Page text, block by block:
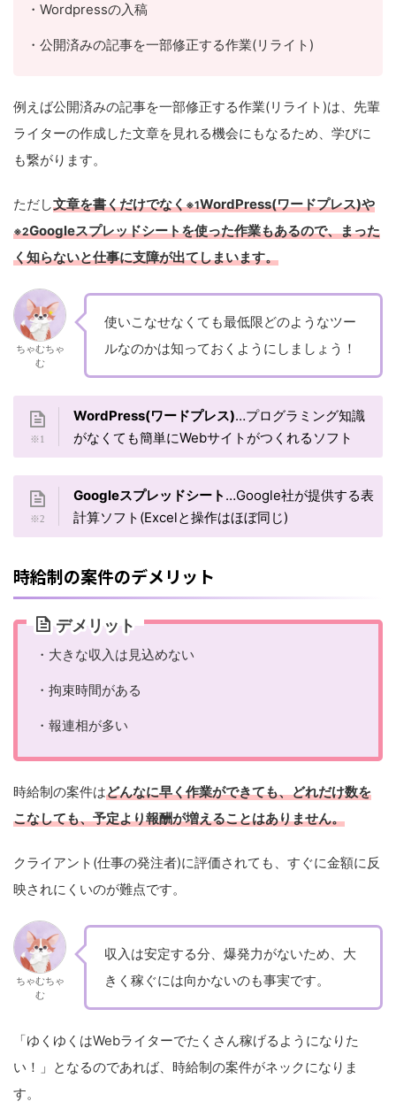
・Wordpressの入稿
・公開済みの記事を一部修正する作業(リライト)
例えば公開済みの記事を一部修正する作業(リライト)は、先輩
ライターの作成した文章を見れる機会にもなるため、学びに
も繋がります。
ただし文章を書くだけでなく※1WordPress(ワードプレス)や
※2Googleスプレッドシートを使った作業もあるので、まった
く知らないと仕事に支障が出てしまいます。
ちゃむちゃ
む
使いこなせなくても最低限どのようなツー
ルなのかは知っておくようにしましょう！
WordPress(ワードプレス)…プログラミング知識
がなくても簡単にWebサイトがつくれるソフト
Googleスプレッドシート …Google社が提供する表
計算ソフト(Excelと操作はほぼ同じ)
時給制の案件のデメリット
デメリット
・大きな収入は見込めない
・拘束時間がある
・報連相が多い
時給制の案件はどんなに早く作業ができても、どれだけ数を
こなしても、予定より報酬が増えることはありません。
クライアント(仕事の発注者)に評価されても、すぐに金額に反
映されにくいのが難点です。
ちゃむちゃ
む
収入は安定する分、爆発力がないため、大
きく稼ぐには向かないのも事実です。
「ゆくゆくはWebライターでたくさん稼げるようになりた
い！」となるのであれば、時給制の案件がネックになりま
す。